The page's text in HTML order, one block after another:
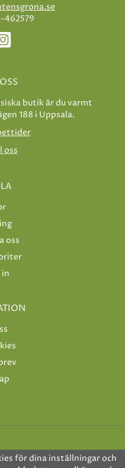
462579
butik är du varmt
188 i Uppsala.
oss
oss
in
för dina inställningar och